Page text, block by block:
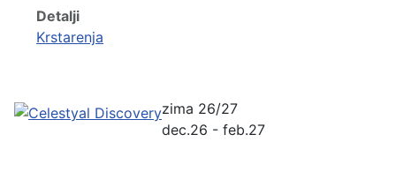
Detalji
Krstarenja
zima 26/27
dec.26 - feb.27